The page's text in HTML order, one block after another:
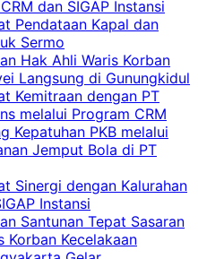
dan SIGAP Instansi
Pendataan Kapal dan
Sermo
Hak Ahli Waris Korban
Langsung di Gunungkidul
Kemitraan dengan PT
melalui Program CRM
Kepatuhan PKB melalui
Jemput Bola di PT
Sinergi dengan Kalurahan
Instansi
Santunan Tepat Sasaran
Korban Kecelakaan